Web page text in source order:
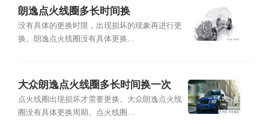
朗逸点火线圈多长时间换
没有具体的更换时限，出现损坏的现象再进行更
换。朗逸点火线圈没有具体更换...
大众朗逸点火线圈多长时间换一次
点火线圈出现损坏才需要更换。大众朗逸点火线
圈没有具体更换周期。点火线圈...